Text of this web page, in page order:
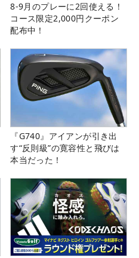
8-9月のプレーに2回使える！
コース限定2,000円クーポン
配布中！
『G740』アイアンが引き出
す“反則級”の寛容性と飛びは
本当だった！